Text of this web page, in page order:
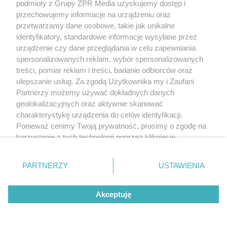
wieloprzyczynową, mającą negatywny wpływ na
przebieg choroby, na każdym jej etapie.
Zaleca się wykonanie badań przesiewowych u
wszystkich pacjentów chorych na nowotwór, którzy
są objęci opieką paliatywną na początku leczenia, a
następnie raz w miesiącu (w opiece stacjonarnej co
14 dni). Badanie przesiewowe obejmuje ocenę
redukcji masy ciała, zaburzenia w przyjmowaniu
pokarmów, wskaźnik BMI oraz zaawansowanie
choroby. Po pogłębionej analizie stanu zdrowia
żywieniowego. Leczenie żywieniowe powinno być
włączane niezwłocznie.
leczenia żywieniowego: doustną podaż żywności
medycznej, żywienie dojelitowe oraz żywienie
podmioty z Grupy ZPR Media uzyskujemy dostęp i
przechowujemy informacje na urządzeniu oraz
przetwarzamy dane osobowe, takie jak unikalne
identyfikatory, standardowe informacje wysyłane przez
urządzenie czy dane przeglądania w celu zapewniania
spersonalizowanych reklam, wybór spersonalizowanych
treści, pomiar reklam i treści, badanie odbiorców oraz
ulepszanie usług. Za zgodą Użytkownika my i Zaufani
Partnerzy możemy używać dokładnych danych
geolokalizacyjnych oraz aktywnie skanować
charakterystykę urządzenia do celów identyfikacji.
Ponieważ cenimy Twoją prywatność, prosimy o zgodę na
korzystanie z tych technologii poprzez kliknięcie
zmienić/wycofać klikając przycisk ustawień prywatności
znajdujący się w lewym dolnym rogu strony
rodzaje przetwarzania danych nie wymagają zgody
użytkownika, ale masz prawo sprzeciwić się takiemu
przetwarzaniu. Preferencje będą miały zastosowanie tylko
PARTNERZY USTAWIENIA
Akceptuję